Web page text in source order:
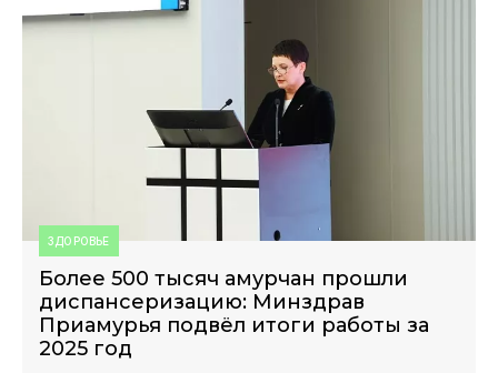
ЗДОРОВЬЕ
Более 500 тысяч амурчан прошли
диспансеризацию: Минздрав
Приамурья подвёл итоги работы за
2025 год